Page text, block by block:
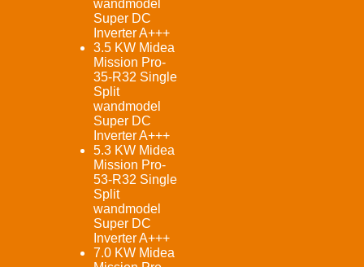
wandmodel
Super DC
Inverter A+++
3.5 KW Midea
Mission Pro-
35-R32 Single
Split
wandmodel
Super DC
Inverter A+++
5.3 KW Midea
Mission Pro-
53-R32 Single
Split
wandmodel
Super DC
Inverter A+++
7.0 KW Midea